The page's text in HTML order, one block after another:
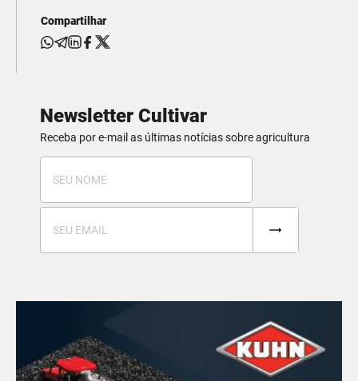
Compartilhar
Newsletter Cultivar
Receba por e-mail as últimas notícias sobre agricultura